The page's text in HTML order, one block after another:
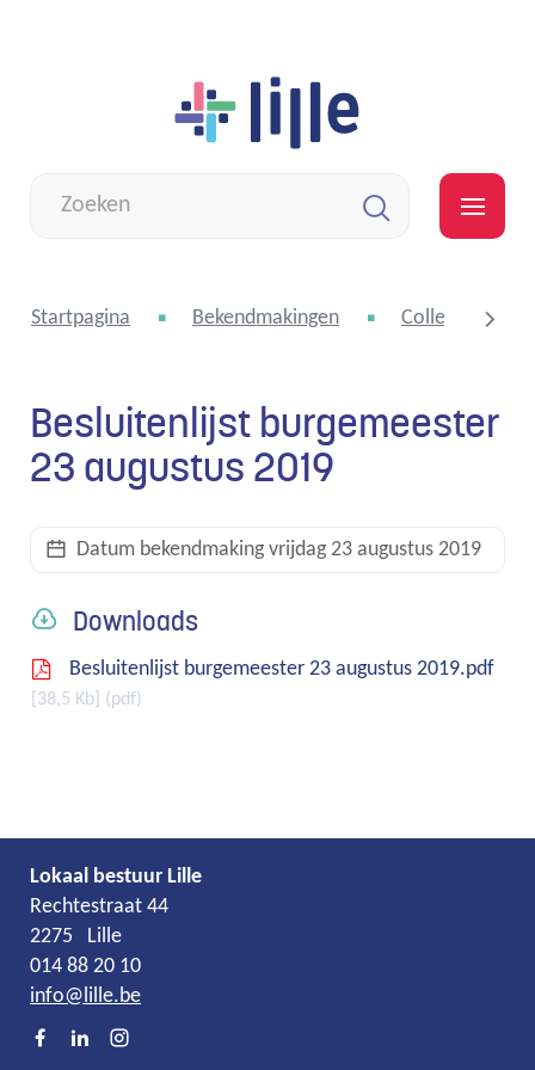
inhoud
zoek
scroll
Startpagina Bekendmakingen College van
Besluitenlijst burgemeester
23 augustus 2019
Datum bekendmakingvrijdag 23 augustus 2019
Downloads
Besluitenlijst burgemeester 23 augustus 2019.pdf
38,5 Kb pdf
Lokaal bestuur Lille
Adres
Rechtestraat 44
2275
Lille
Tel.
014 88 20 10
E-
mail
info@lille.be